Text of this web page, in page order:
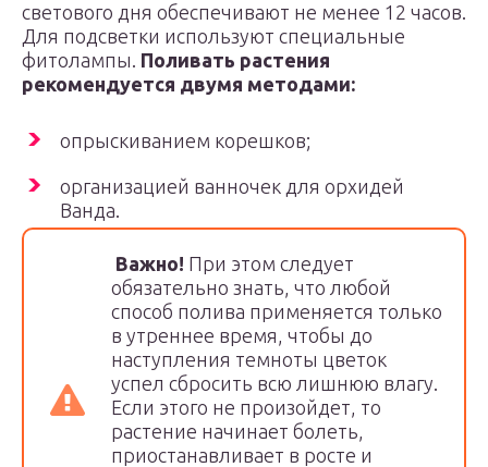
светового дня обеспечивают не менее 12 часов.
Для подсветки используют специальные
фитолампы. Поливать растения
рекомендуется двумя методами:
опрыскиванием корешков;
организацией ванночек для орхидей
Ванда.
Важно! При этом следует
обязательно знать, что любой
способ полива применяется только
в утреннее время, чтобы до
наступления темноты цветок
успел сбросить всю лишнюю влагу.
Если этого не произойдет, то
растение начинает болеть,
приостанавливает в росте и